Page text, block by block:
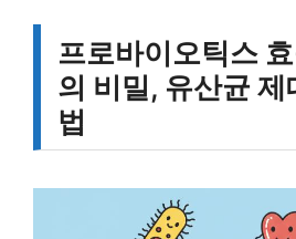
프로바이오틱스
의 비밀, 유산균
법